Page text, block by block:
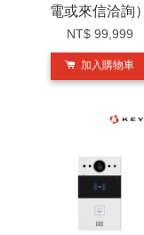
電或來信洽詢）
NT$ 99,999
加入購物車